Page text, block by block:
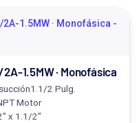
1.5MW · Monofásica
2 Pulg.
Motor
x 1.1/2"